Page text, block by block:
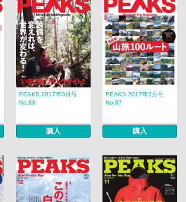
PEAKS 2017年3月号
No.88
購入
PEAKS 2017年2月号
No.87
購入